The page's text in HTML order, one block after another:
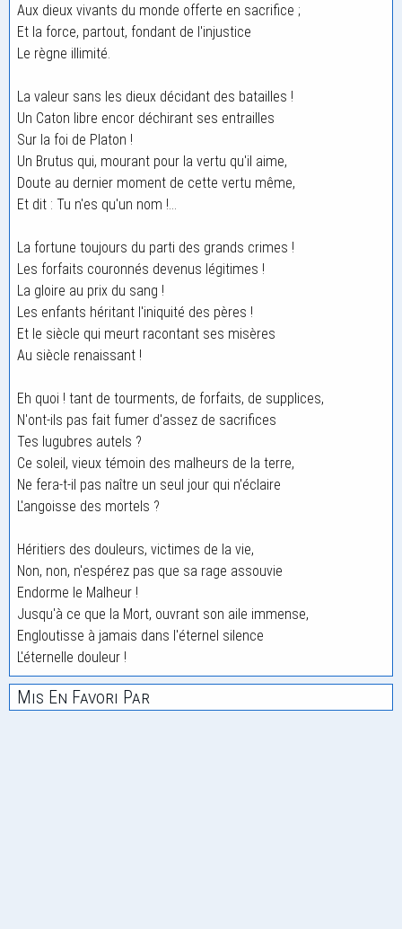
Aux dieux vivants du monde offerte en sacrifice ;
Et la force, partout, fondant de l'injustice
Le règne illimité.
La valeur sans les dieux décidant des batailles !
Un Caton libre encor déchirant ses entrailles
Sur la foi de Platon !
Un Brutus qui, mourant pour la vertu qu'il aime,
Doute au dernier moment de cette vertu même,
Et dit : Tu n'es qu'un nom !...
La fortune toujours du parti des grands crimes !
Les forfaits couronnés devenus légitimes !
La gloire au prix du sang !
Les enfants héritant l'iniquité des pères !
Et le siècle qui meurt racontant ses misères
Au siècle renaissant !
Eh quoi ! tant de tourments, de forfaits, de supplices,
N'ont-ils pas fait fumer d'assez de sacrifices
Tes lugubres autels ?
Ce soleil, vieux témoin des malheurs de la terre,
Ne fera-t-il pas naître un seul jour qui n'éclaire
L'angoisse des mortels ?
Héritiers des douleurs, victimes de la vie,
Non, non, n'espérez pas que sa rage assouvie
Endorme le Malheur !
Jusqu'à ce que la Mort, ouvrant son aile immense,
Engloutisse à jamais dans l'éternel silence
L'éternelle douleur !
Mis En Favori Par